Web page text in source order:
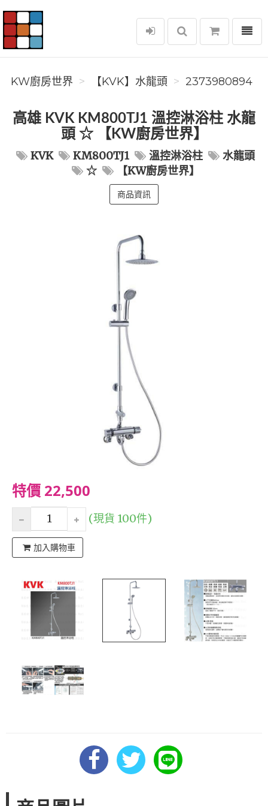
KW廚房世界
選單
KW廚房世界 ️【KVK】水龍頭️ 2373980894
高雄 KVK KM800TJ1 溫控淋浴柱 水龍
頭 ☆ 【KW廚房世界】
KVK KM800TJ1 溫控淋浴柱
水龍頭
☆
【KW廚房世界】
商品資訊
特價 22,500
(現貨 100件)
加入購物車